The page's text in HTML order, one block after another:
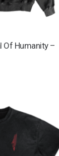
Of Humanity –